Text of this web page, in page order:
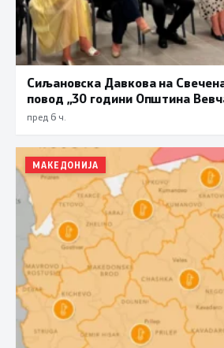
Сиљановска Давкова на
повод „30 години Општина
пред 6 ч.
МАКЕДОНИЈА